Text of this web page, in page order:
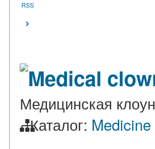
RSS
›
Medical
Медицинская
Каталог: Medicine